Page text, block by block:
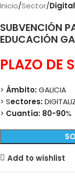
Inicio Sector Digital
SUBVENCIÓN
EDUCACIÓN
PLAZO DE
> Ámbito:GALICIA
> Sectores:
> Cuantía: 80-90%
Add to wishlist